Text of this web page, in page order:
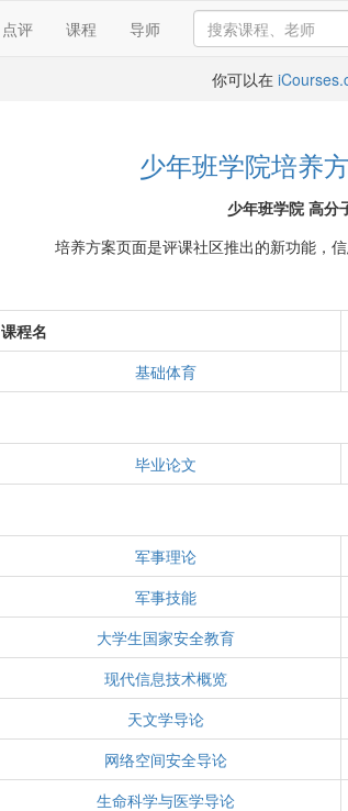
点评 课程 导师
你可以在
少年班学院培养
少年班学院 高分
培养方案页面是评课社区推出的新功能，
课程名
基础体育
毕业论文
军事理论
军事技能
大学生国家安全教育
现代信息技术概览
天文学导论
网络空间安全导论
生命科学与医学导论